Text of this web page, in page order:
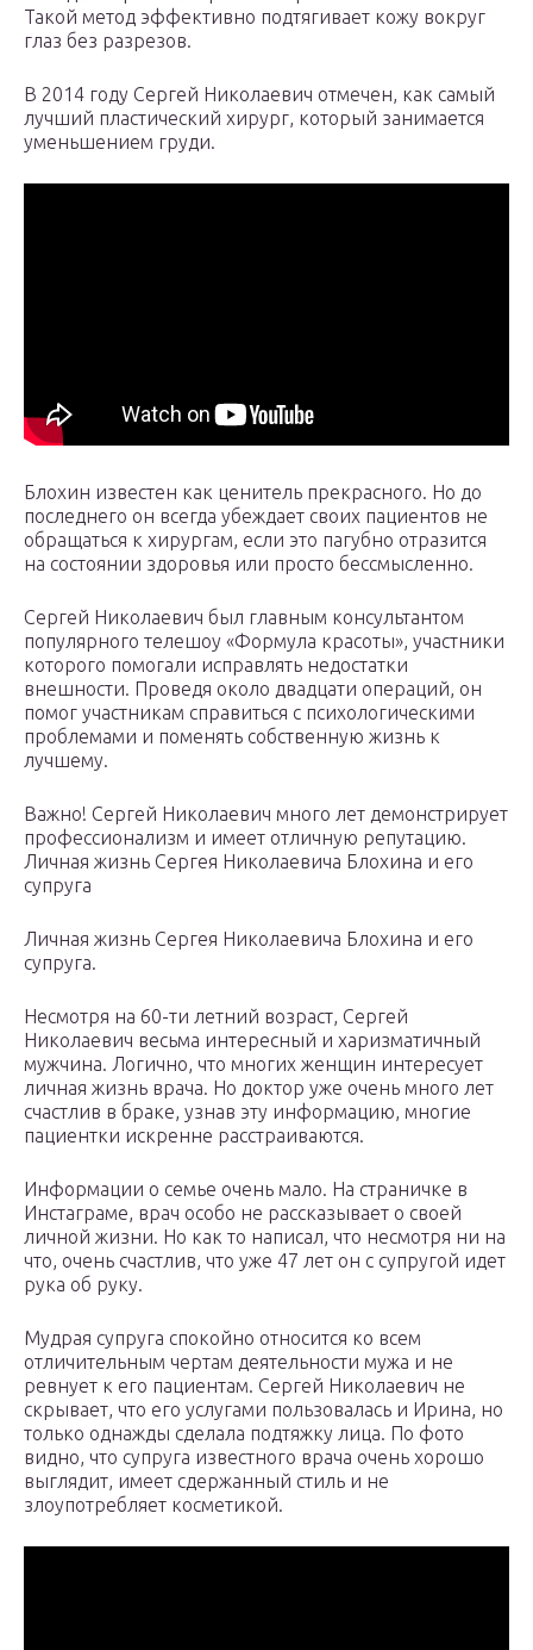
Такой метод эффективно подтягивает кожу вокруг
глаз без разрезов.
В 2014 году Сергей Николаевич отмечен, как самый
лучший пластический хирург, который занимается
уменьшением груди.
Блохин известен как ценитель прекрасного. Но до
последнего он всегда убеждает своих пациентов не
обращаться к хирургам, если это пагубно отразится
на состоянии здоровья или просто бессмысленно.
Сергей Николаевич был главным консультантом
популярного телешоу «Формула красоты», участники
которого помогали исправлять недостатки
внешности. Проведя около двадцати операций, он
помог участникам справиться с психологическими
проблемами и поменять собственную жизнь к
лучшему.
Важно! Сергей Николаевич много лет демонстрирует
профессионализм и имеет отличную репутацию.
Личная жизнь Сергея Николаевича Блохина и его
супруга
Личная жизнь Сергея Николаевича Блохина и его
супруга.
Несмотря на 60-ти летний возраст, Сергей
Николаевич весьма интересный и харизматичный
мужчина. Логично, что многих женщин интересует
личная жизнь врача. Но доктор уже очень много лет
счастлив в браке, узнав эту информацию, многие
пациентки искренне расстраиваются.
Информации о семье очень мало. На страничке в
Инстаграме, врач особо не рассказывает о своей
личной жизни. Но как то написал, что несмотря ни на
что, очень счастлив, что уже 47 лет он с супругой идет
рука об руку.
Мудрая супруга спокойно относится ко всем
отличительным чертам деятельности мужа и не
ревнует к его пациентам. Сергей Николаевич не
скрывает, что его услугами пользовалась и Ирина, но
только однажды сделала подтяжку лица. По фото
видно, что супруга известного врача очень хорошо
выглядит, имеет сдержанный стиль и не
злоупотребляет косметикой.